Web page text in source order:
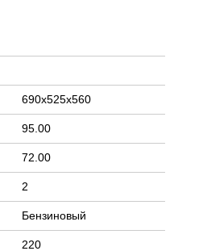
690x525x560
95.00
72.00
2
Бензиновый
220